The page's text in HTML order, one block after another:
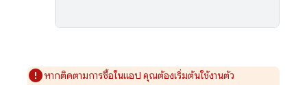
หากติดตามการซื้อในแอป คุณต้องเริ่มต้นใช้งานตัว